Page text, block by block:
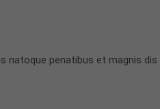
natoque penatibus et magnis